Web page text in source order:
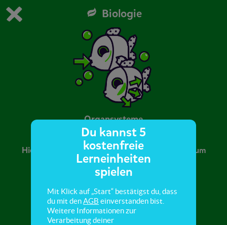
Du spielst die kostenfreie Testversion von scoyo.
Jetzt bestellen
0 1
Biologie
Organsysteme
Hier lernst du, wie Fische sich an ihren Lebensraum
angepasst haben.
Du kannst 5
kostenfreie
Lerneinheiten
spielen
Mit Klick auf „Start“ bestätigst du, dass
du mit denAGB einverstanden bist.
Weitere Informationen zur
Verarbeitung deiner